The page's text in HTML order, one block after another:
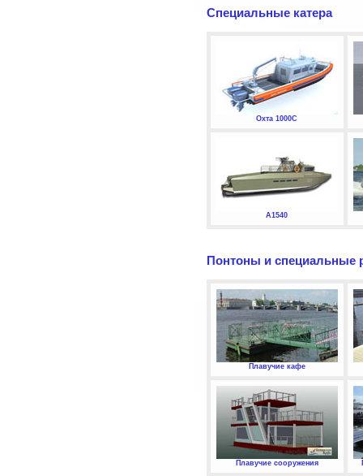
Специальные катера
Охта 1000С
А1540
Понтоны и специальные
Плавучие кафе
Плавучие сооружения